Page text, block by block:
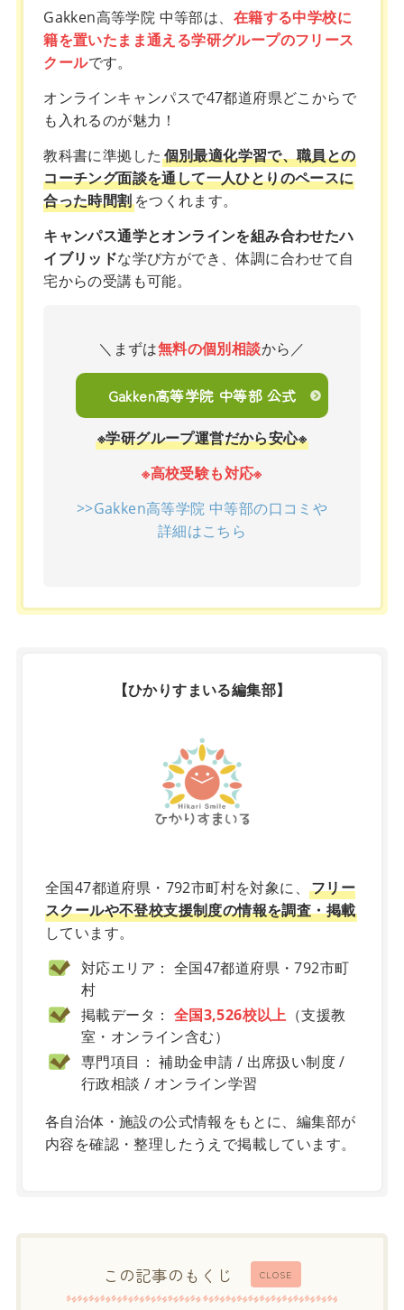
Gakken高等学院 中等部は、 在籍する中学校に
籍を置いたまま通える学研グループのフリース
クールです。
オンラインキャンパスで47都道府県どこからで
も入れるのが魅力！
教科書に準拠した 個別最適化学習で、職員との
コーチング面談を通して一人ひとりのペースに
合った時間割をつくれます。
キャンパス通学とオンラインを組み合わせたハ
イブリッドな学び方ができ、体調に合わせて自
宅からの受講も可能。
＼まずは無料の個別相談から／
Gakken高等学院 中等部 公式
※学研グループ運営だから安心※
※高校受験も対応※
>>Gakken高等学院 中等部の口コミや
詳細はこちら
【ひかりすまいる編集部】
全国47都道府県・792市町村を対象に、 フリー
スクールや不登校支援制度の情報を調査・掲載
しています。
対応エリア： 全国47都道府県・792市町
村
掲載データ： 全国3,526校以上 （支援教
室・オンライン含む）
専門項目： 補助金申請 / 出席扱い制度 /
行政相談 / オンライン学習
各自治体・施設の公式情報をもとに、編集部が
内容を確認・整理したうえで掲載しています。
CLOSE
この記事のもくじ